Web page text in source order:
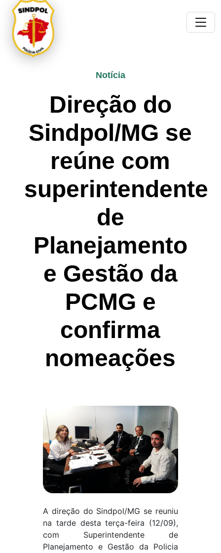
Notícia
Direção do
Sindpol/MG se
reúne com
superintendente
de
Planejamento
e Gestão da
PCMG e
confirma
nomeações
A direção do Sindpol/MG se reuniu
na tarde desta terça-feira (12/09),
com Superintendente de
Planejamento e Gestão da Policia